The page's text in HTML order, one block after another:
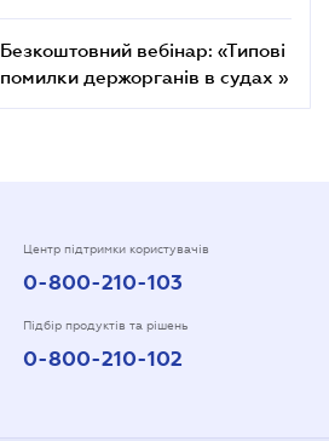
Безкоштовний вебінар: «Типові
помилки держорганів в судах »
Центр підтримки користувачів
0-800-210-103
Підбір продуктів та рішень
0-800-210-102